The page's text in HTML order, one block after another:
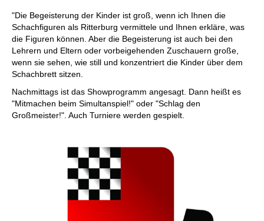
"Die Begeisterung der Kinder ist groß, wenn ich Ihnen die
Schachfiguren als Ritterburg vermittele und Ihnen erkläre, was
die Figuren können. Aber die Begeisterung ist auch bei den
Lehrern und Eltern oder vorbeigehenden Zuschauern große,
wenn sie sehen, wie still und konzentriert die Kinder über dem
Schachbrett sitzen.
Nachmittags ist das Showprogramm angesagt. Dann heißt es
"Mitmachen beim Simultanspiel!" oder "Schlag den
Großmeister!". Auch Turniere werden gespielt.